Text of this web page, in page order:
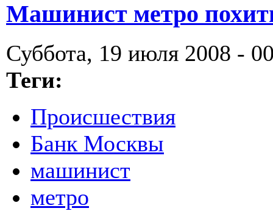
Машинист метро
Суббота, 19 июля 2008 -
Теги:
Происшествия
Банк Москвы
машинист
метро